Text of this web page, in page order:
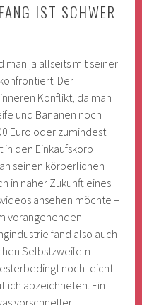
IST SCHWER
man ja allseits mit seiner
Der
Konflikt, da man
und Bananen noch
Euro oder zumindest
den Einkaufskorb
seinen körperlichen
in naher Zukunft eines
ansehen möchte –
vorangehenden
fand also auch
Selbstzweifeln
noch leicht
abzeichneten. Ein
vorschneller